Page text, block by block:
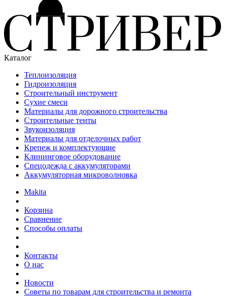
Каталог
Теплоизоляция
Гидроизоляция
Строительный инструмент
Сухие смеси
Материалы для дорожного строительства
Строительные тенты
Звукоизоляция
Материалы для отделочных работ
Крепеж и комплектующие
Клининговое оборудование
Спецодежда с аккумуляторами
Аккумуляторная микроволновка
Makita
Корзина
Сравнение
Способы оплаты
Контакты
О нас
Новости
Советы по товарам для строительства и ремонта